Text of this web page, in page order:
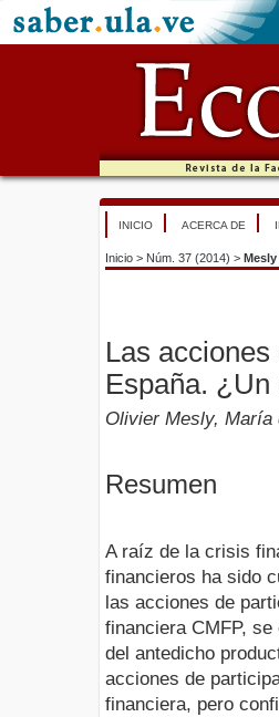
INICIO ACERCA DE
Inicio > Núm. 37 (2014) > Mesly
Las
España.
Olivier Mesly, María
Resumen
A raíz de la crisis
financieros ha sido
las acciones de
financiera CMFP,
del antedicho
acciones de
financiera, pero